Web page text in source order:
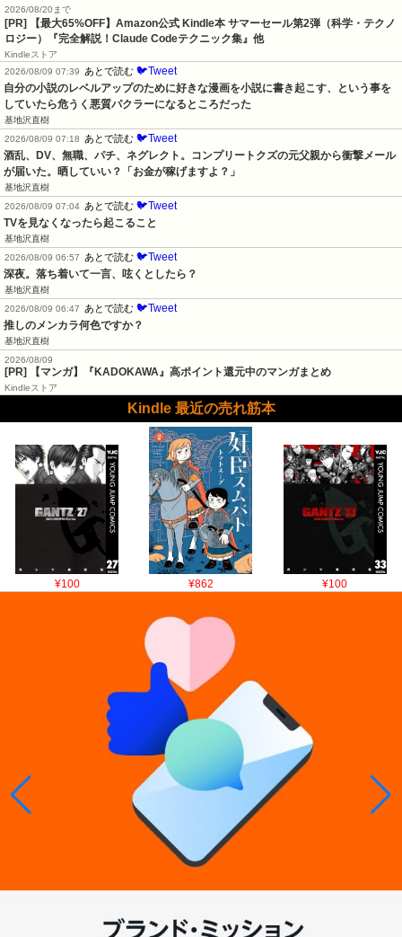
2026/08/20まで
[PR]
【最大65%OFF】Amazon公式 Kindle本 サマーセール第2弾（科学・テクノ
ロジー）『完全解説！Claude Codeテクニック集』他
Kindleストア
2026/08/09 07:39
あとで読む 🐦Tweet
自分の小説のレベルアップのために好きな漫画を小説に書き起こす、という事を
していたら危うく悪質パクラーになるところだった
基地沢直樹
2026/08/09 07:18
あとで読む 🐦Tweet
酒乱、DV、無職、パチ、ネグレクト。コンプリートクズの元父親から衝撃メール
が届いた。晒していい？「お金が稼げますよ？」
基地沢直樹
2026/08/09 07:04 あとで読む 🐦Tweet
TVを見なくなったら起こること
基地沢直樹
2026/08/09 06:57
あとで読む 🐦Tweet
深夜。落ち着いて一言、呟くとしたら？
基地沢直樹
2026/08/09 06:47
あとで読む 🐦Tweet
推しのメンカラ何色ですか？
基地沢直樹
2026/08/09
[PR] 【マンガ】『KADOKAWA』高ポイント還元中のマンガまとめ
Kindleストア
Kindle 最近の売れ筋本
¥100 ¥862 ¥100